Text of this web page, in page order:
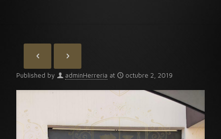
Published by adminHerreria at octubre 2, 2019